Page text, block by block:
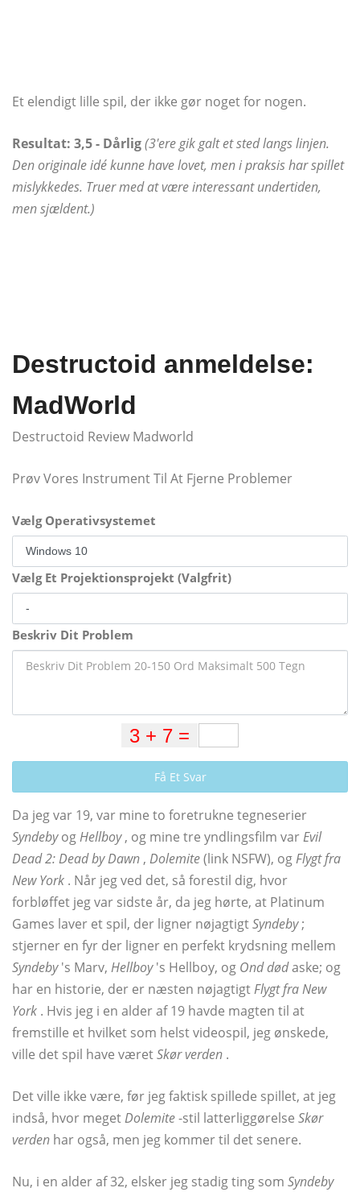
Et elendigt lille spil, der ikke gør noget for nogen.
Resultat: 3,5 - Dårlig(3'ere gik galt et sted langs linjen.
Den originale idé kunne have lovet, men i praksis har spillet
mislykkedes. Truer med at være interessant undertiden,
men sjældent.)
Destructoid anmeldelse:
MadWorld
Destructoid Review Madworld
Prøv Vores Instrument Til At Fjerne Problemer
Vælg Operativsystemet
Vælg Et Projektionsprojekt (Valgfrit)
Beskriv Dit Problem
Få Et Svar
Da jeg var 19, var mine to foretrukne tegneserier
SyndebyogHellboy, og mine tre yndlingsfilm varEvil
Dead 2: Dead by Dawn , Dolemite(link NSFW), ogFlygt fra
New York . Når jeg ved det, så forestil dig, hvor
forbløffet jeg var sidste år, da jeg hørte, at Platinum
Games laver et spil, der ligner nøjagtigtSyndeby;
stjerner en fyr der ligner en perfekt krydsning mellem
Syndeby's Marv, Hellboy's Hellboy, og Ond dødaske; og
har en historie, der er næsten nøjagtigtFlygt fra New
York . Hvis jeg i en alder af 19 havde magten til at
fremstille et hvilket som helst videospil, jeg ønskede,
ville det spil have væretSkør verden .
Det ville ikke være, før jeg faktisk spillede spillet, at jeg
indså, hvor megetDolemite-stil latterliggørelse Skør
verden har også, men jeg kommer til det senere.
Nu, i en alder af 32, elsker jeg stadig ting som Syndeby